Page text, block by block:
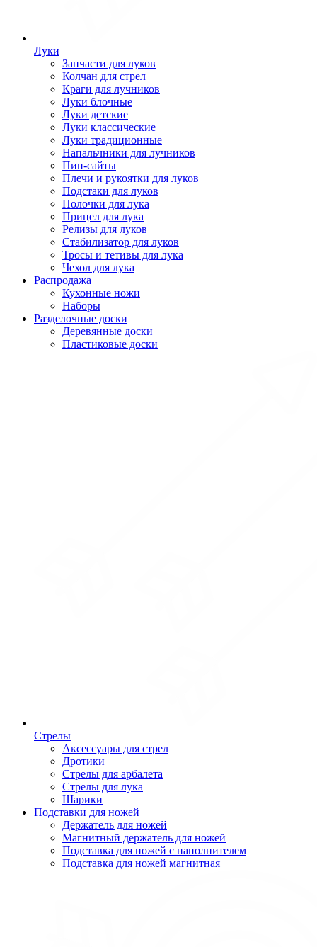
Луки
Запчасти для луков
Колчан для стрел
Краги для лучников
Луки блочные
Луки детские
Луки классические
Луки традиционные
Напальчники для лучников
Пип-сайты
Плечи и рукоятки для луков
Подстаки для луков
Полочки для лука
Прицел для лука
Релизы для луков
Стабилизатор для луков
Тросы и тетивы для лука
Чехол для лука
Распродажа
Кухонные ножи
Наборы
Разделочные доски
Деревянные доски
Пластиковые доски
Стрелы
Аксессуары для стрел
Дротики
Стрелы для арбалета
Стрелы для лука
Шарики
Подставки для ножей
Держатель для ножей
Магнитный держатель для ножей
Подставка для ножей с наполнителем
Подставка для ножей магнитная